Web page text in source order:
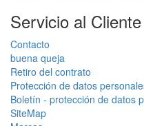
Servicio al Cliente
Contacto
buena queja
Retiro del contrato
Protección de datos
Boletín - protección de datos
SiteMap